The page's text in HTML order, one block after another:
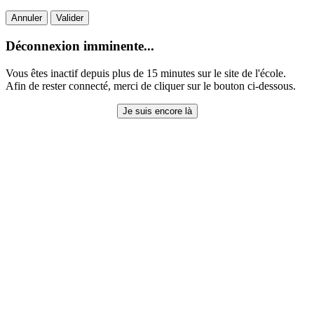
Annuler Valider
Déconnexion imminente...
Vous êtes inactif depuis plus de 15 minutes sur le site de l'école.
Afin de rester connecté, merci de cliquer sur le bouton ci-dessous.
Je suis encore là